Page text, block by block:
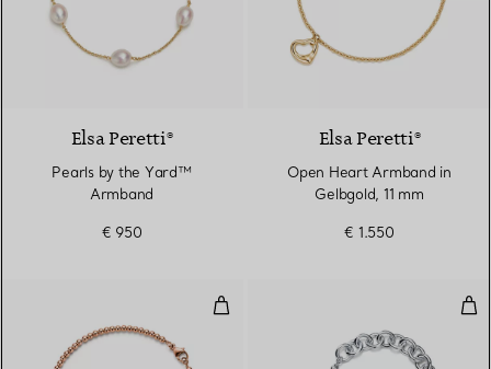
Elsa Peretti®
Pearls by the Yard™
Armband
€ 950
Elsa Peretti®
Open Heart Armband in
Gelbgold, 11 mm
€ 1.550
Kugelarmband mit Mini-